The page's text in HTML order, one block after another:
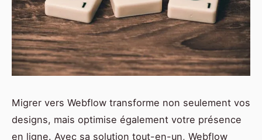
Migrer vers Webflow transforme non seulement vos
designs, mais optimise également votre présence
en ligne. Avec sa solution tout-en-un, Webflow